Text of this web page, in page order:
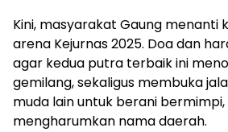
Kini, masyarakat Gaung menanti
arena Kejurnas 2025. Doa dan
agar kedua putra terbaik ini
gemilang, sekaligus membuka
muda lain untuk berani
mengharumkan nama daerah.